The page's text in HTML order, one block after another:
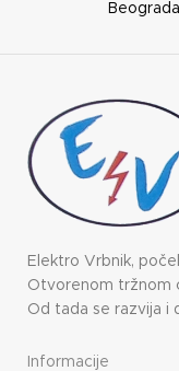
Elektro Vrbnik,
Otvorenom tržnom
Od tada se razvija i
Informacije